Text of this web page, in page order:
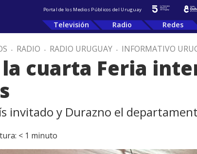
Portal de los Medios Públicos del Uruguay
Televisión Radio Redes
. RADIO . RADIO URUGUAY . INFORMATIVO
la cuarta Feria
invitado y Durazno el
< 1 minuto